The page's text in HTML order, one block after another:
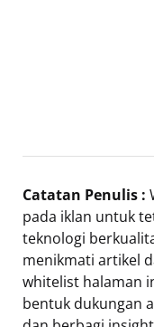
Catatan Penulis :
pada iklan untuk
teknologi
menikmati artikel
whitelist halaman
bentuk dukungan